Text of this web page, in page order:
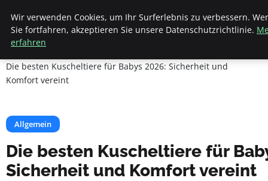
Apemania Shop
Die besten Kuscheltiere für Babys 2026: Sicherheit und
Komfort vereint
Allgemein
Die besten Kuscheltiere für
Sicherheit und Komfort vereint
Wir verwenden Cookies, um Ihr Surferlebnis zu verbessern.
Sie fortfahren, akzeptieren Sie unsere Datenschutzrichtlinie.
erfahren